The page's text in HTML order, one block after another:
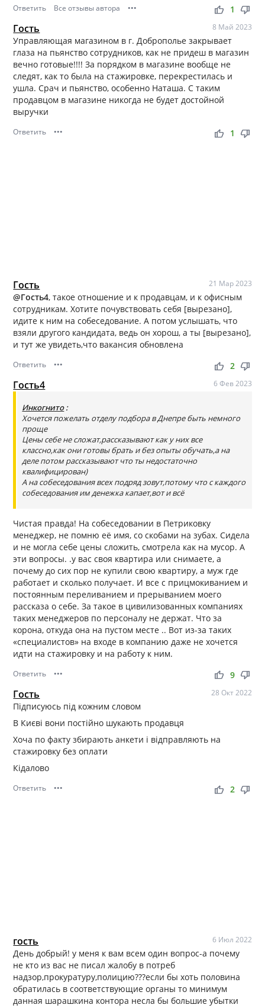
Ответить Все отзывы автора ••• thumb_up thumb_down
1
Гость 8 Май 2023
Управляющая магазином в г. Доброполье закрывает
глаза на пьянство сотрудников, как не придеш в магазин
вечно готовые!!!! За порядком в магазине вообще не
следят, как то была на стажировке, перекрестилась и
ушла. Срач и пьянство, особенно Наташа. С таким
продавцом в магазине никогда не будет достойной
выручки
Ответить ••• thumb_up thumb_down
1
Гость 21 Мар 2023
@Гость4, такое отношение и к продавцам, и к офисным
сотрудникам. Хотите почувствовать себя [вырезано],
идите к ним на собеседование. А потом услышать, что
взяли другого кандидата, ведь он хорош, а ты [вырезано],
и тут же увидеть,что вакансия обновлена
Ответить ••• thumb_up thumb_down
2
Гость4 6 Фев 2023
Инкогнито:
Хочется пожелать отделу подбора в Днепре быть немного
проще
Цены себе не сложат,рассказывают как у них все
классно,как они готовы брать и без опыты обучать,а на
деле потом рассказывают что ты недостаточно
квалифицирован)
А на собеседования всех подряд зовут,потому что с каждого
собеседования им денежка капает,вот и всё
Чистая правда! На собеседовании в Петриковку
менеджер, не помню её имя, со скобами на зубах. Сидела
и не могла себе цены сложить, смотрела как на мусор. А
эти вопросы. .у вас своя квартира или снимаете, а
почему до сих пор не купили свою квартиру, а муж где
работает и сколько получает. И все с прицмокиванием и
постоянным переливанием и прерыванием моего
рассказа о себе. За такое в цивилизованных компаниях
таких менеджеров по персоналу не держат. Что за
корона, откуда она на пустом месте .. Вот из-за таких
«специалистов» на входе в компанию даже не хочется
идти на стажировку и на работу к ним.
Ответить ••• thumb_up thumb_down
9
Гость 28 Окт 2022
Підписуюсь під кожним словом
В Києві вони постійно шукають продавця
Хоча по факту збирають анкети і відправляють на
стажировку без оплати
Кідалово
Ответить ••• thumb_up thumb_down
2
гость 6 Июл 2022
День добрый! у меня к вам всем один вопрос-а почему
не кто из вас не писал жалобу в потреб
надзор,прокуратуру,полицию???если бы хоть половина
обратилась в соответствующие органы то минимум
данная шарашкина контора несла бы большие убытки